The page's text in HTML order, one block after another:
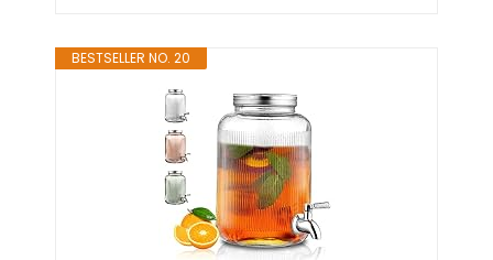
BESTSELLER NO. 20